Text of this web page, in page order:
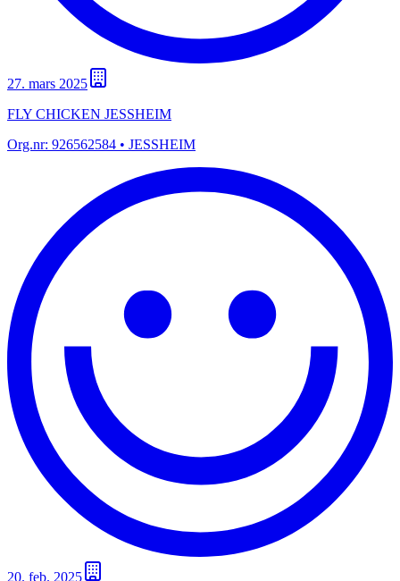
27. mars 2025
FLY CHICKEN JESSHEIM
Org.nr: 926562584 • JESSHEIM
20. feb. 2025